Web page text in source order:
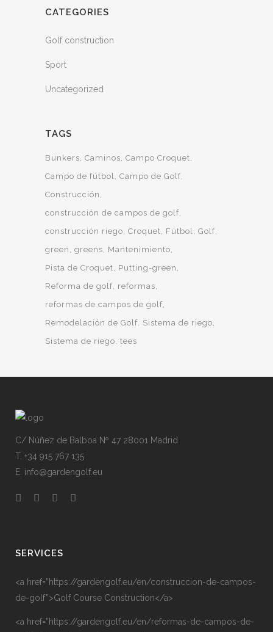
CATEGORIES
Golf construction
Sport
Uncategorized
TAGS
Bunkers Caminos Campo Croquet
Campo de fútbol Campo de Golf
Construcción
construcción de campos de golf
construcción riego Croquet Fútbol Golf
green
greens
Mantenimiento
Pista de Croquet
Putting-green
Reforma de golf reformas
reformas de campos de golf
Remodelación de Golf. Sistema de riego
Sistema de riego tees
C/ Núñez de Balboa Nº 47 28001 Madrid
T. +34 915 767 135
E. info@gardengolf.eu
SERVICES
<a href=”https://gardengolf.eu/en/construccion-de-campos-
de-golf”>Golf Course Construction</a>
<a href=”https://gardengolf.eu/en/reformas-de-campos-de-